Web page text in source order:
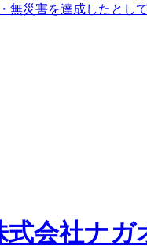
無災害を達成したとし